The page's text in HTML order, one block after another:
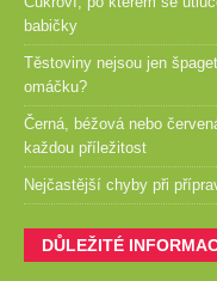
babičky
Těstoviny nejsou jen
omáčku?
Černá, béžová nebo
každou příležitost
Nejčastější chyby při
DŮLEŽITÉ